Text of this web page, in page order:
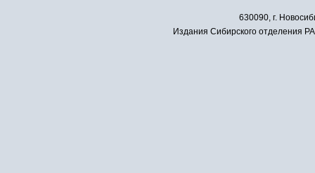
630090, г.
Издания Сибирского отделения